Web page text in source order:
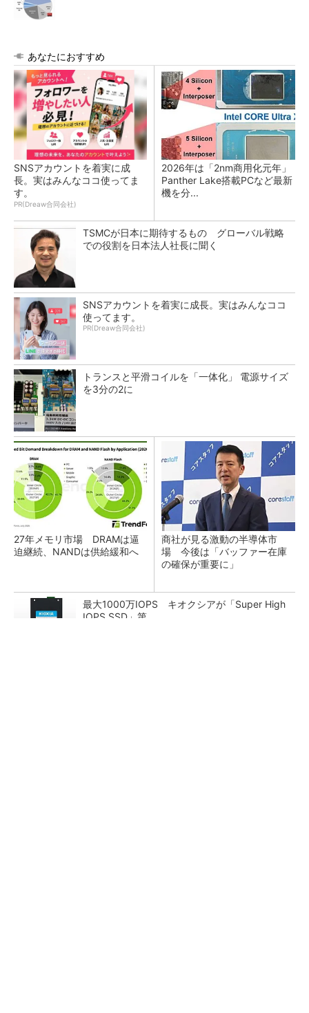
あなたにおすすめ
SNSアカウントを着実に成
長。実はみんなココ使ってま
す。
PR(Dreaw合同会社)
2026年は「2nm商用化元年」
Panther Lake搭載PCなど最新
機を分...
TSMCが日本に期待するもの グローバル戦略
での役割を日本法人社長に聞く
SNSアカウントを着実に成長。実はみんなココ
使ってます。
PR(Dreaw合同会社)
トランスと平滑コイルを「一体化」 電源サイズ
を3分の2に
27年メモリ市場 DRAMは逼
迫継続、NANDは供給緩和へ
商社が見る激動の半導体市
場 今後は「バッファー在庫
の確保が重要に」
最大1000万IOPS キオクシアが「Super High
IOPS SSD」第...